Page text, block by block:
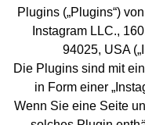
Plugins („Plugins“)
Instagram LLC.,
94025, USA
Die Plugins sind mit
in Form einer
Wenn Sie eine Seite